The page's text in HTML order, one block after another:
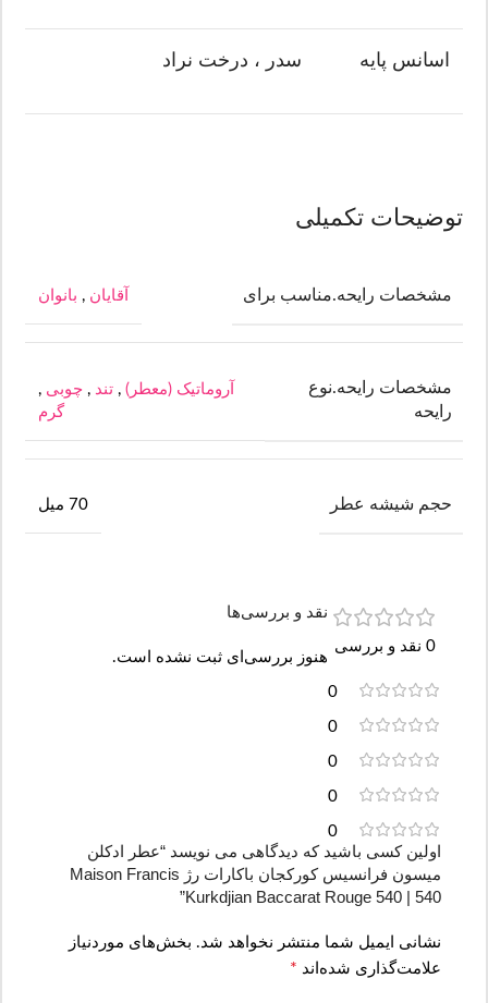
اسانس پایه سدر ، درخت نراد
توضیحات تکمیلی
مشخصات رایحه.مناسب برای آقایان , بانوان
مشخصات رایحه.نوع
رایحه
آروماتیک (معطر) , تند , چوبی ,
گرم
حجم شیشه عطر 70 میل
0 نقد و بررسی
0
0
0
0
0
نقد و بررسی‌ها
هنوز بررسی‌ای ثبت نشده است.
اولین کسی باشید که دیدگاهی می نویسد “عطر ادکلن
میسون فرانسیس کورکجان باکارات رژ Maison Francis
Kurkdjian Baccarat Rouge 540 | 540”
نشانی ایمیل شما منتشر نخواهد شد. بخش‌های موردنیاز
علامت‌گذاری شده‌اند *